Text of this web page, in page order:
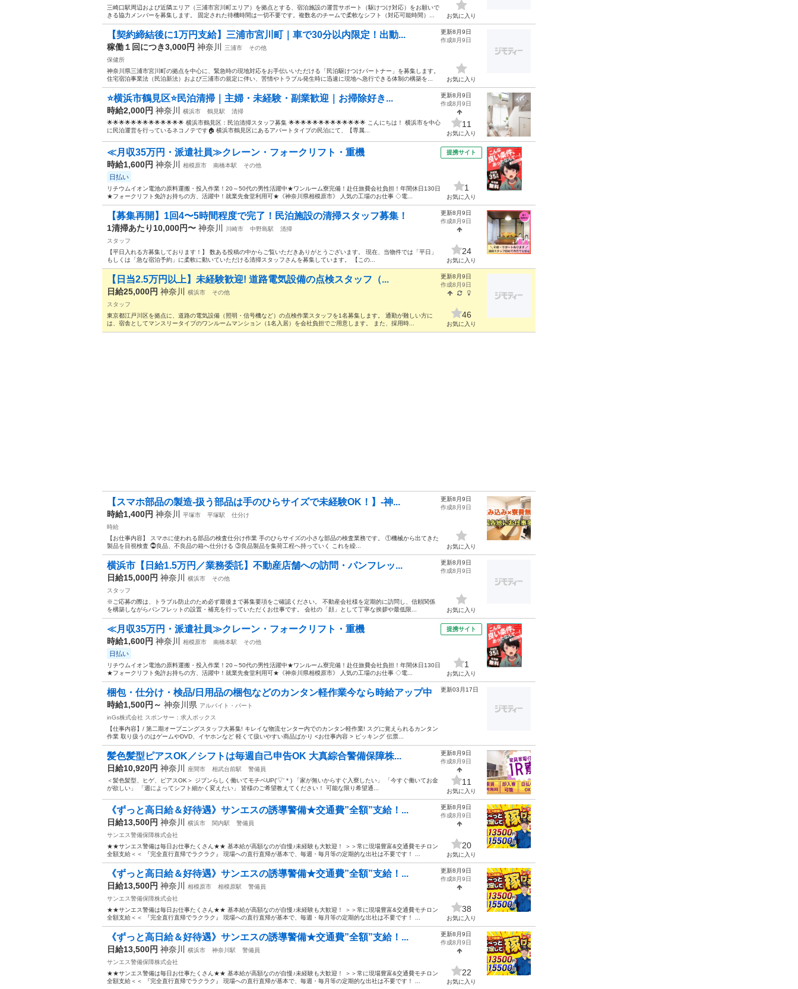
三崎口駅周辺および近隣エリア（三浦市宮川町エリア）を拠点とする、宿泊施設の運営サポート（駆けつけ対応）をお願いで
きる協力メンバーを募集します。 固定された待機時間は一切不要です。複数名のチームで柔軟なシフト（対応可能時間）...
お気に入り
【契約締結後に1万円支給】三浦市宮川町｜車で30分以内限定！出動...
稼働１回につき3,000円 神奈川 三浦市
その他
保健所
神奈川県三浦市宮川町の拠点を中心に、緊急時の現地対応をお手伝いいただける「民泊駆けつけパートナー」を募集します。
住宅宿泊事業法（民泊新法）および三浦市の規定に伴い、苦情やトラブル発生時に迅速に現地へ急行できる体制の構築を...
更新8月9日
作成8月9日
お気に入り
⭐️横浜市鶴見区⭐️民泊清掃｜主婦・未経験・副業歓迎｜お掃除好き...
時給2,000円 神奈川 横浜市 鶴見駅
清掃
🌟🌟🌟🌟🌟🌟🌟🌟🌟🌟🌟🌟🌟 横浜市鶴見区：民泊清掃スタッフ募集 🌟🌟🌟🌟🌟🌟🌟🌟🌟🌟🌟🌟🌟 こんにちは！ 横浜市を中心
に民泊運営を行っているネコノテです🏠 横浜市鶴見区にあるアパートタイプの民泊にて、【専属...
更新8月9日
作成8月9日
11
お気に入り
≪月収35万円・派遣社員≫クレーン・フォークリフト・重機
時給1,600円 神奈川 相模原市 南橋本駅 その他
日払い
リチウムイオン電池の原料運搬・投入作業！20～50代の男性活躍中★ワンルーム寮完備！赴任旅費会社負担！年間休日130日
★フォークリフト免許お持ちの方、活躍中！就業先食堂利用可★《神奈川県相模原市》 人気の工場のお仕事 ◇電...
提携サイト
1
お気に入り
【募集再開】1回4〜5時間程度で完了！民泊施設の清掃スタッフ募集！
1清掃あたり10,000円〜 神奈川 川崎市 中野島駅
清掃
スタッフ
【平日入れる方募集しております！】 数ある投稿の中からご覧いただきありがとうございます。 現在、当物件では「平日」
もしくは「急な宿泊予約」に柔軟に動いていただける清掃スタッフさんを募集しています。 【この...
更新8月9日
作成8月9日
24
お気に入り
【日当2.5万円以上】未経験歓迎! 道路電気設備の点検スタッフ（...
日給25,000円 神奈川 横浜市
その他
スタッフ
東京都江戸川区を拠点に、道路の電気設備（照明・信号機など）の点検作業スタッフを1名募集します。 通勤が難しい方に
は、宿舎としてマンスリータイプのワンルームマンション（1名入居）を会社負担でご用意します。 また、採用時...
更新8月9日
作成8月9日
46
お気に入り
【スマホ部品の製造-扱う部品は手のひらサイズで未経験OK！】-神...
時給1,400円 神奈川 平塚市 平塚駅
仕分け
時給
【お仕事内容】 スマホに使われる部品の検査仕分け作業 手のひらサイズの小さな部品の検査業務です。 ①機械から出てきた
製品を目視検査 ⓶良品、不良品の箱へ仕分ける ③良品製品を集荷工程へ持っていく これを繰...
更新8月9日
作成8月9日
お気に入り
横浜市【日給1.5万円／業務委託】不動産店舗への訪問・パンフレッ...
日給15,000円 神奈川 横浜市
その他
スタッフ
※ご応募の際は、トラブル防止のため必ず最後まで募集要項をご確認ください。 不動産会社様を定期的に訪問し、信頼関係
を構築しながらパンフレットの設置・補充を行っていただくお仕事です。 会社の「顔」として丁寧な挨拶や最低限...
更新8月9日
作成8月9日
お気に入り
≪月収35万円・派遣社員≫クレーン・フォークリフト・重機
時給1,600円 神奈川 相模原市 南橋本駅 その他
日払い
リチウムイオン電池の原料運搬・投入作業！20～50代の男性活躍中★ワンルーム寮完備！赴任旅費会社負担！年間休日130日
★フォークリフト免許お持ちの方、活躍中！就業先食堂利用可★《神奈川県相模原市》 人気の工場のお仕事 ◇電...
提携サイト
1
お気に入り
梱包・仕分け・検品/日用品の梱包などのカンタン軽作業今なら時給アップ中
時給1,500円～ 神奈川県 アルバイト・パート
inGs株式会社 スポンサー：求人ボックス
【仕事内容】/ 第二期オープニングスタッフ大募集! キレイな物流センター内でのカンタン軽作業! スグに覚えられるカンタン
作業 取り扱うのはゲームやDVD、イヤホンなど 軽くて扱いやすい商品ばかり <お仕事内容 > ピッキング 伝票...
更新03月17日
髪色髪型ピアスOK／シフトは毎週自己申告OK 大真綜合警備保障株...
日給10,920円 神奈川 座間市 相武台前駅
警備員
＜髪色髪型、ヒゲ、ピアスOK＞ ジブンらしく働いてモチベUP('▽' * ) 「家が無いからすぐ入寮したい」 「今すぐ働いてお金
が欲しい」 「週によってシフト細かく変えたい」 皆様のご希望教えてください！ 可能な限り希望通...
更新8月9日
作成8月9日
11
お気に入り
《ずっと高日給＆好待遇》サンエスの誘導警備★交通費”全額”支給！...
日給13,500円 神奈川 横浜市 関内駅
警備員
サンエス警備保障株式会社
★★サンエス警備は毎日お仕事たくさん★★ 基本給が高額なのが自慢♪未経験も大歓迎！ ＞＞常に現場豊富&交通費モチロン
全額支給＜＜ 『完全直行直帰でラクラク』 現場への直行直帰が基本で、毎週・毎月等の定期的な出社は不要です！ ...
更新8月9日
作成8月9日
20
お気に入り
《ずっと高日給＆好待遇》サンエスの誘導警備★交通費”全額”支給！...
日給13,500円 神奈川 相模原市 相模原駅
警備員
サンエス警備保障株式会社
★★サンエス警備は毎日お仕事たくさん★★ 基本給が高額なのが自慢♪未経験も大歓迎！ ＞＞常に現場豊富&交通費モチロン
全額支給＜＜ 『完全直行直帰でラクラク』 現場への直行直帰が基本で、毎週・毎月等の定期的な出社は不要です！ ...
更新8月9日
作成8月9日
38
お気に入り
《ずっと高日給＆好待遇》サンエスの誘導警備★交通費”全額”支給！...
日給13,500円 神奈川 横浜市 神奈川駅
警備員
サンエス警備保障株式会社
★★サンエス警備は毎日お仕事たくさん★★ 基本給が高額なのが自慢♪未経験も大歓迎！ ＞＞常に現場豊富&交通費モチロン
全額支給＜＜ 『完全直行直帰でラクラク』 現場への直行直帰が基本で、毎週・毎月等の定期的な出社は不要です！ ...
更新8月9日
作成8月9日
22
お気に入り